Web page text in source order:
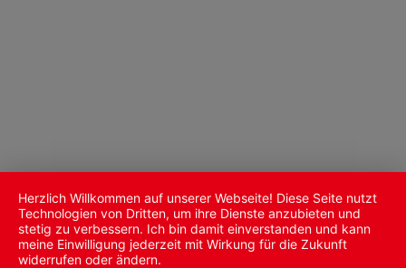
Herzlich Willkommen auf unserer Webseite! Diese Seite nutzt
Technologien von Dritten, um ihre Dienste anzubieten und
stetig zu verbessern. Ich bin damit einverstanden und kann
meine Einwilligung jederzeit mit Wirkung für die Zukunft
widerrufen oder ändern.